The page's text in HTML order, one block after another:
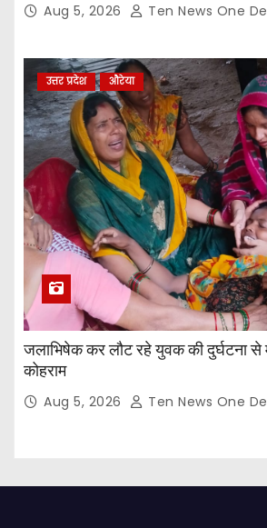
Aug 5, 2026 Ten News One
उत्तर प्रदेश औरेया
जलाभिषेक कर लौट रहे युवक की दुर्घटना से
कोहराम
Aug 5, 2026 Ten News One